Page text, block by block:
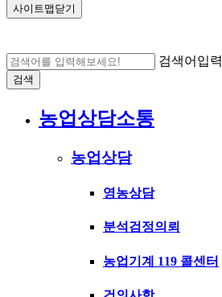
사이트맵닫기
검색어입력
검색
농업상담소통
농업상담
영농상담
분석검정의뢰
농업기계 119 콜센터